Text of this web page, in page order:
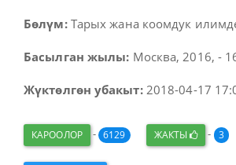
Бөлүм:Тарых жана коомдук
Басылган жылы: Москва, 2016, -
Жүктөлгөн убакыт:2018-04-17
КАРООЛОР - 6129 ЖАКТЫ - 3